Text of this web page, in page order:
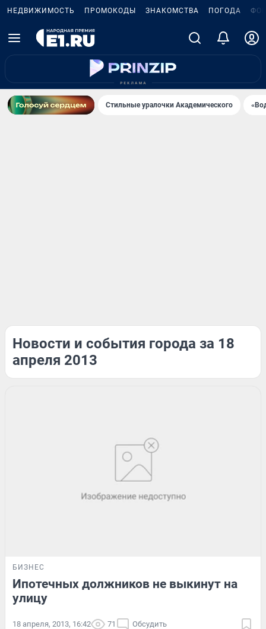
НЕДВИЖИМОСТЬ ПРОМОКОДЫ ЗНАКОМСТВА ПОГОДА
Стильные уралочки Академического
Новости и события города за 18
апреля 2013
БИЗНЕС
Ипотечных должников не выкинут на
улицу
18 апреля, 2013, 16:42 71 Обсудить